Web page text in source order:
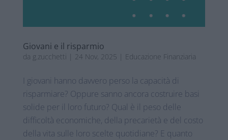
Giovani e il risparmio
da g.zucchetti 24 Nov, 2025 Educazione Finanziaria
I giovani hanno davvero perso la capacità di
risparmiare? Oppure sanno ancora costruire basi
solide per il loro futuro? Qual è il peso delle
difficoltà economiche, della precarietà e del costo
della vita sulle loro scelte quotidiane? E quanto